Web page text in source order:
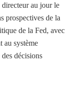
au jour le
prospectives de la
de la Fed, avec
au système
décisions